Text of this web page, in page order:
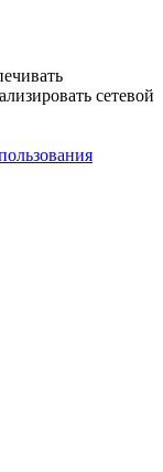
сетевой